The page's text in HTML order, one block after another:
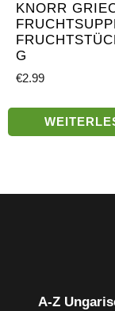
KNORR
G
€2.99
A‑Z